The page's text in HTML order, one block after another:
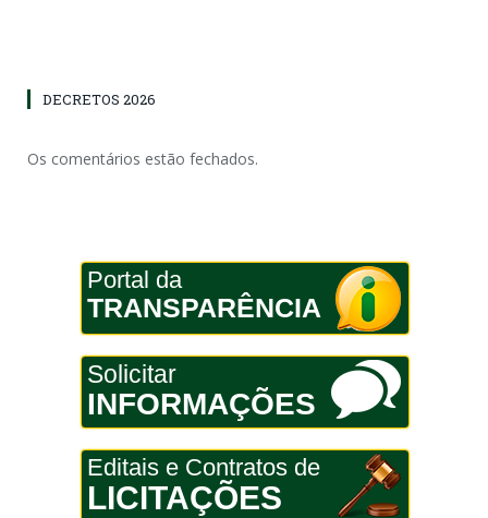
DECRETOS 2026
Os comentários estão fechados.
Portal da
TRANSPARÊNCIA
Solicitar
INFORMAÇÕES
Editais e Contratos de
LICITAÇÕES